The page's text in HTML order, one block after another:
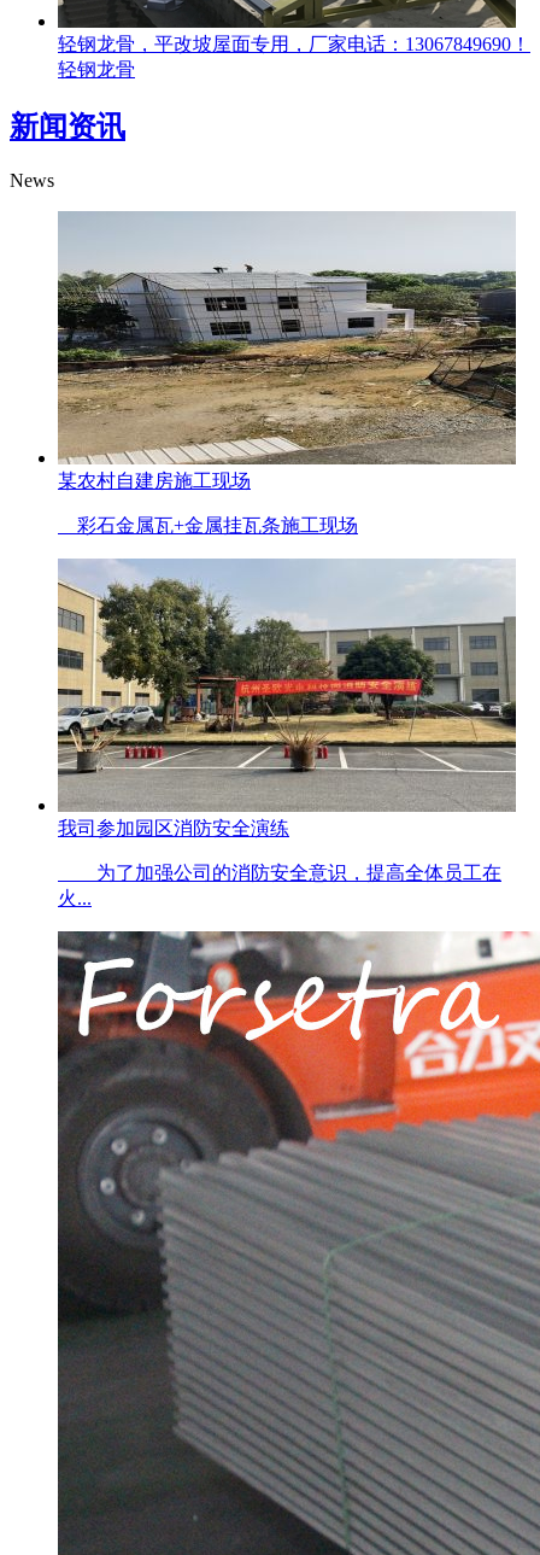
轻钢龙骨，平改坡屋面专用，厂家电话：13067849690！
轻钢龙骨
新闻资讯
News
某农村自建房施工现场
彩石金属瓦+金属挂瓦条施工现场
我司参加园区消防安全演练
为了加强公司的消防安全意识，提高全体员工在
火...